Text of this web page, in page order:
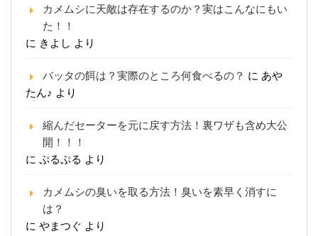
カメムシに天敵は存在するのか？実はこんなにもい
た！！
に きよし より
バッタの餌は？実際のところ何食べるの？ に あや
たん♪ より
縮んだセーターを元に戻す方法！裏ワザも含め大公
開！！！
に ぷるぷる より
カメムシの臭いを取る方法！臭いを素早く消すに
は？
に やまつぐ より